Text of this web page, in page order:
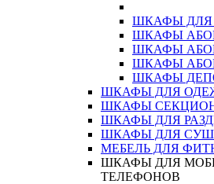
ШКАФЫ ДЛЯ
ШКАФЫ
ШКАФЫ
ШКАФЫ
ШКАФЫ
ШКАФЫ ДЛЯ
ШКАФЫ
ШКАФЫ ДЛЯ
ШКАФЫ ДЛЯ
МЕБЕЛЬ ДЛЯ
ШКАФЫ ДЛЯ
ТЕЛЕФОНОВ